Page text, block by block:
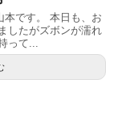
本です。 本日も、お
したがズボンが濡れ
って...